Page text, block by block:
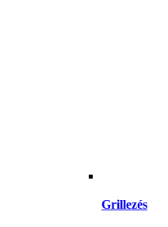
Grillezés